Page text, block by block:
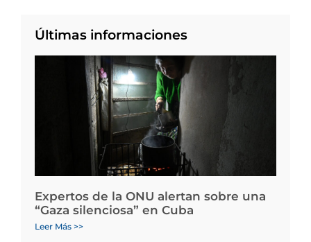
Últimas informaciones
Expertos de la ONU alertan sobre una
“Gaza silenciosa” en Cuba
Leer Más >>